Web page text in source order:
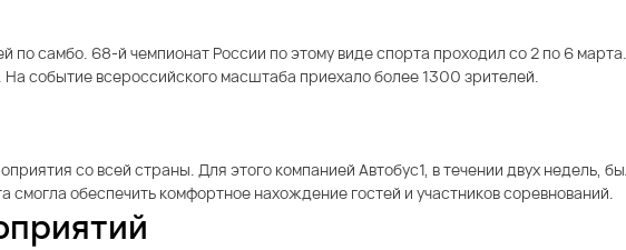
по самбо. 68-й чемпионат России по этому виде спорта проходил со 2 по 6
событие всероссийского масштаба приехало более 1300 зрителей.
со всей страны. Для этого компанией Автобус1, в течении двух недель,
обеспечить комфортное нахождение гостей и участников соревнований.